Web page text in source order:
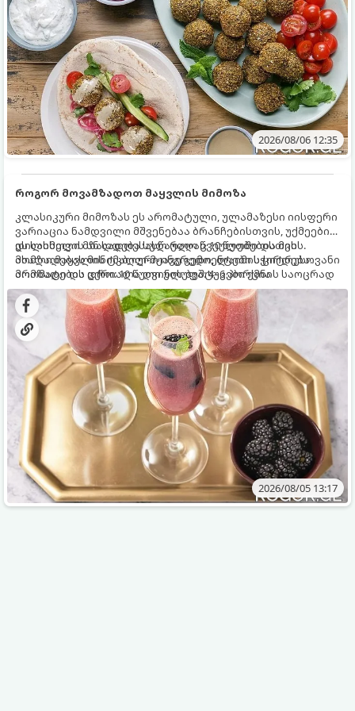
2026/08/06 12:35
როგორ მოვამზადოთ მაყვლის მიმოზა
კლასიკური მიმოზას ეს არომატული, ულამაზესი იისფერი
ვარიაცია ნამდვილი მშვენებაა ბრანჩებისთვის, უქმეების
დილისთვის ან სადღესასწაულო წვეულებებისთვის.
ახალი მაყვლის ტკბილ-მჟავე გემო, ლაიმის ციტრუსოვანი
არომატი და ცქრიალა ღვინის ბუშტუკები ქმნის საოცრად
დახვეწილ და მაგრილებელ კოქტეილს.
ეს სასმელი მზადდება სულ რაღაც 10 წუთში და მის
მომზადებას მინიმალური ინგრედიენტები სჭირდება.
მომზადების დრო: 10 წუთი ულუფა: 4–6 პორცია
2026/08/05 13:17